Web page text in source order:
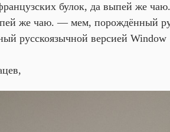
булок, да выпей же
же чаю. — мем, порождённый
русскоязычной версией Window